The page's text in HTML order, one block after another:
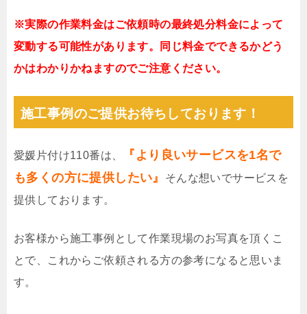
※実際の作業料金はご依頼時の最終処分料金によって
変動する可能性があります。同じ料金でできるかどう
かはわかりかねますのでご注意ください。
施工事例のご提供お待ちしております！
愛媛片付け110番は、
『より良いサービスを1名で
も多くの方に提供したい』
そんな想いでサービスを
提供しております。
お客様から施工事例として作業現場のお写真を頂くこ
とで、これからご依頼される方の参考になると思いま
す。